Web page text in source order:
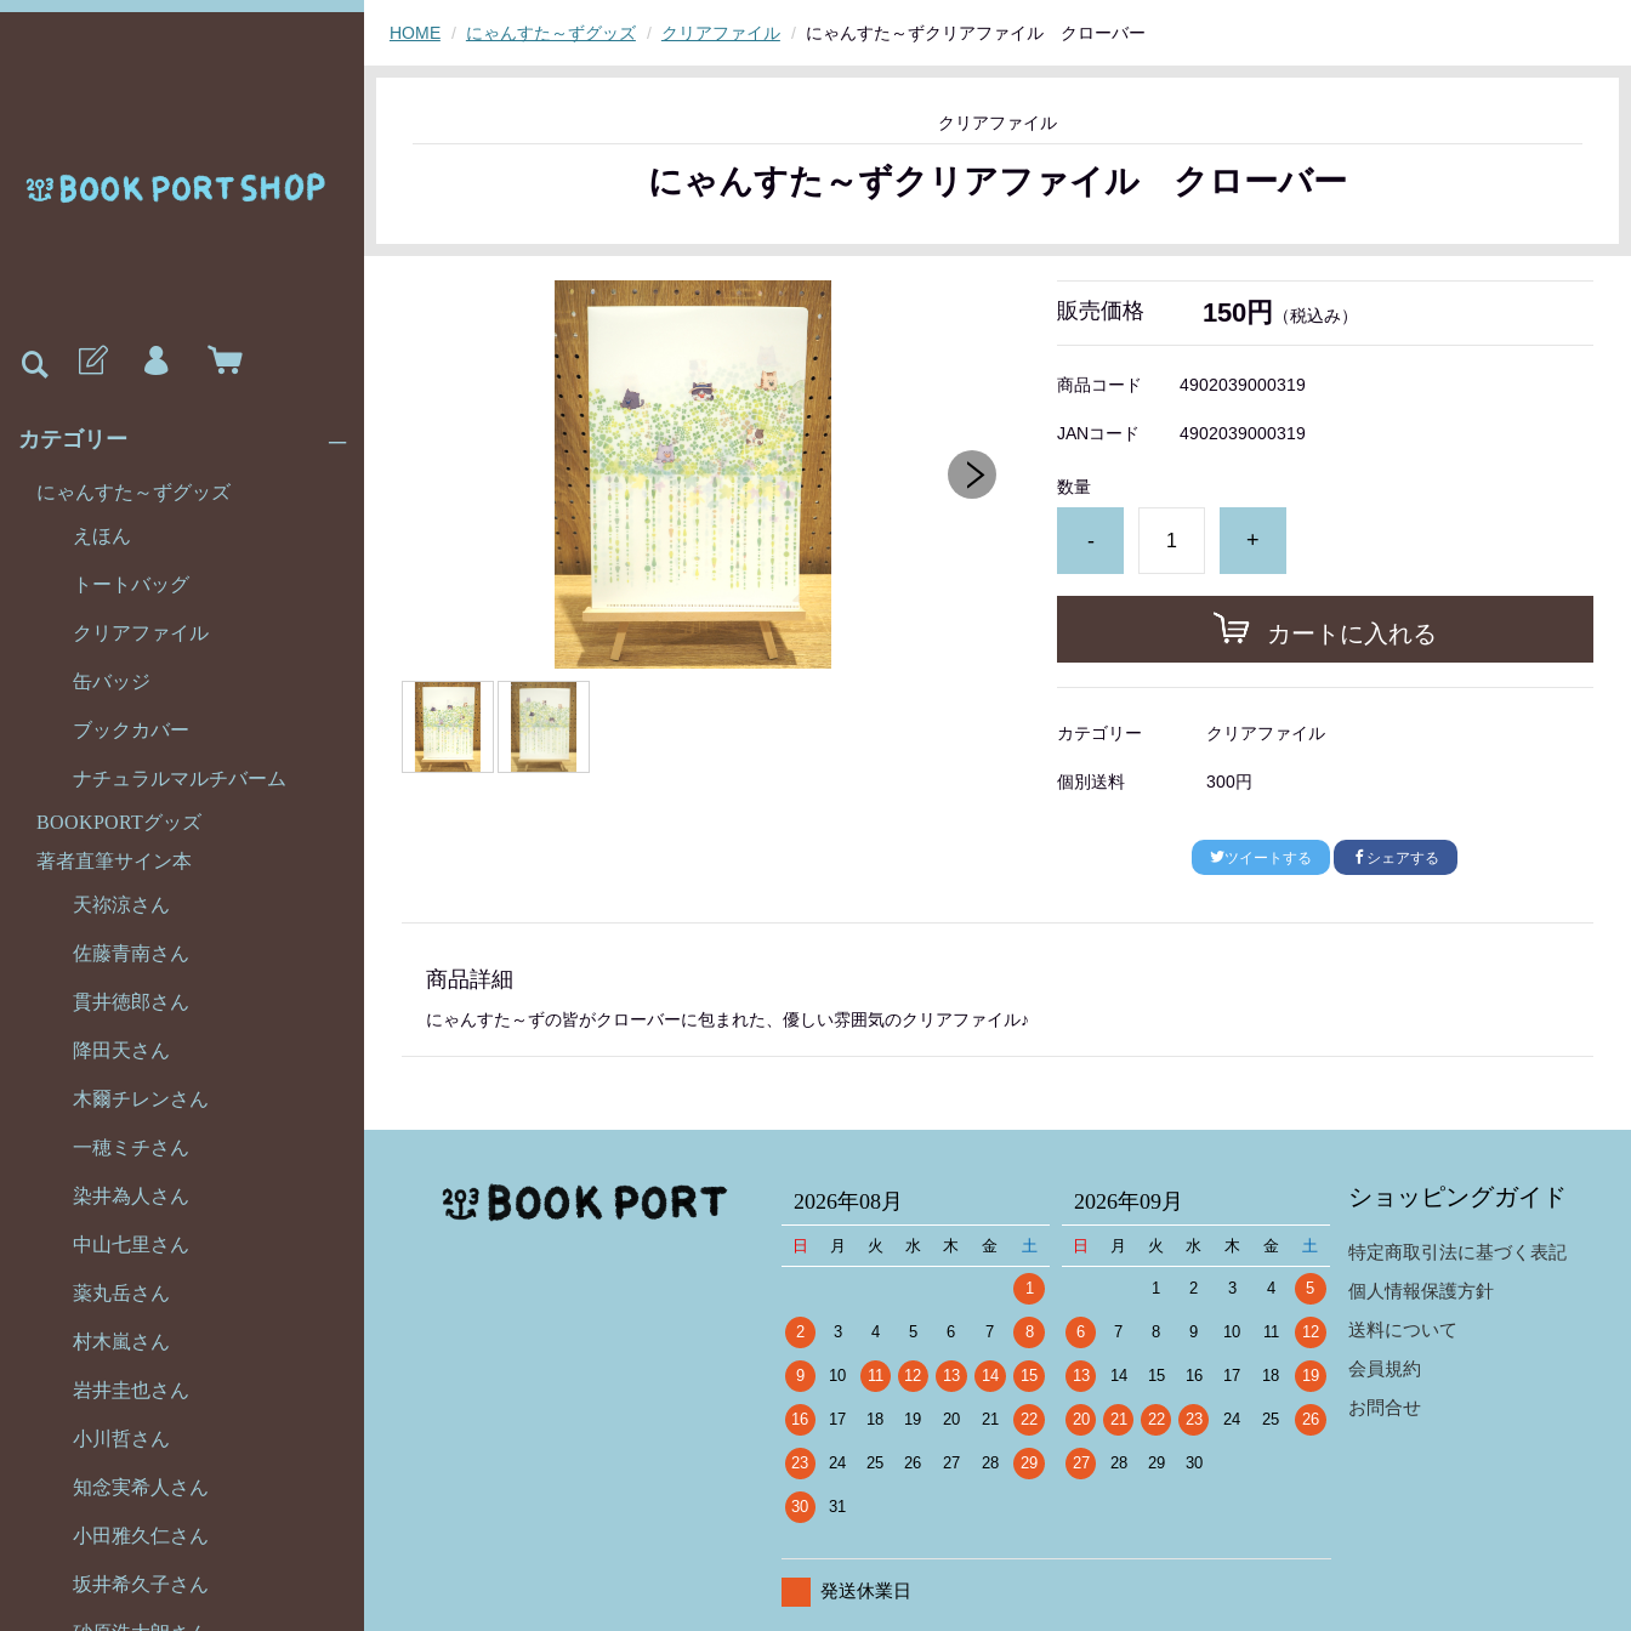
カテゴリー
にゃんすた～ずグッズ
えほん
トートバッグ
クリアファイル
缶バッジ
ブックカバー
ナチュラルマルチバーム
BOOKPORTグッズ
著者直筆サイン本
天祢涼さん
佐藤青南さん
貫井徳郎さん
降田天さん
木爾チレンさん
一穂ミチさん
染井為人さん
中山七里さん
薬丸岳さん
村木嵐さん
岩井圭也さん
小川哲さん
知念実希人さん
小田雅久仁さん
坂井希久子さん
HOME にゃんすた～ずグッズ クリアファイル にゃんすた～ずクリアファイル クローバー
クリアファイル
にゃんすた～ずクリアファイル クローバー
販売価格 150円 （税込み）
商品コード 4902039000319
JANコード 4902039000319
数量
- +
カートに入れる
カテゴリー クリアファイル
個別送料 300円
ツイートする シェアする
商品詳細
にゃんすた～ずの皆がクローバーに包まれた、優しい雰囲気のクリアファイル♪
2026年08月
日 月 火 水 木 金 土
1
2 3 4 5 6 7 8
9 10 11 12 13 14 15
16 17 18 19 20 21 22
23 24 25 26 27 28 29
30 31
2026年09月
日 月 火 水 木 金 土
1 2 3 4 5
6 7 8 9 10 11 12
13 14 15 16 17 18 19
20 21 22 23 24 25 26
27 28 29 30
発送休業日
ショッピングガイド
特定商取引法に基づく表記
個人情報保護方針
送料について
会員規約
お問合せ